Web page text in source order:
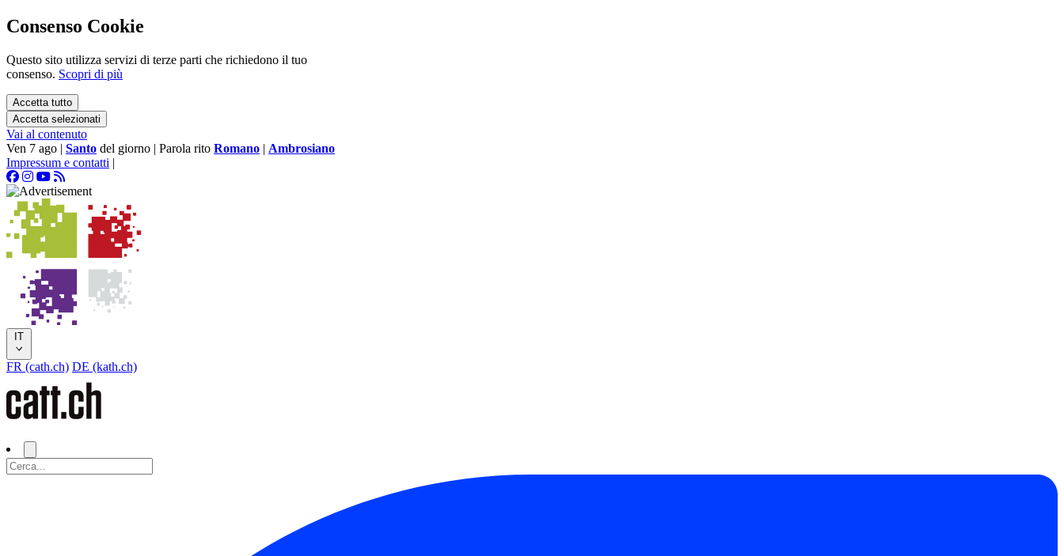
Consenso Cookie
Questo sito utilizza servizi di terze parti che richiedono il tuo
consenso. Scopri di più
Accetta tutto
Accetta selezionati
Vai al contenuto
Ven 7 ago | Santo del giorno | Parola rito Romano | Ambrosiano
Impressum e contatti |
IT
FR (cath.ch) DE (kath.ch)